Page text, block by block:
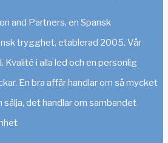
and Partners, en Spansk
trygghet, etablerad 2005. Vår
i alla led och en personlig
En bra affär handlar om så mycket
sälja, det handlar om sambandet